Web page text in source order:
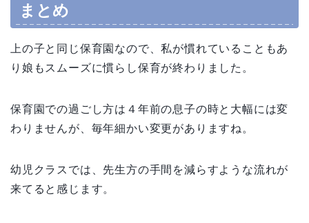
まとめ
上の子と同じ保育園なので、私が慣れていることもあ
り娘もスムーズに慣らし保育が終わりました。
保育園での過ごし方は４年前の息子の時と大幅には変
わりませんが、毎年細かい変更がありますね。
幼児クラスでは、先生方の手間を減らすような流れが
来てると感じます。